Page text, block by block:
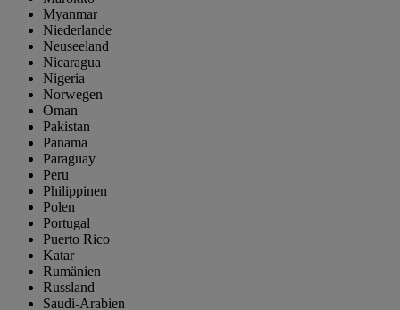
Myanmar
Niederlande
Neuseeland
Nicaragua
Nigeria
Norwegen
Oman
Pakistan
Panama
Paraguay
Peru
Philippinen
Polen
Portugal
Puerto Rico
Katar
Rumänien
Russland
Saudi-Arabien